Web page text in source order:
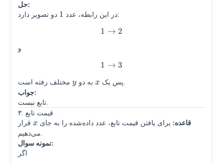
حل:
در این رابطه، عدد1
1 دو تصویر دارد:
1 \to 2
1 → 2
و
1 \to 3
1 → 3
پس یکx
x به دو
y
y
مختلف رفته است.
جواب:
تابع نیست.
۳. قیمت تابع
قاعده: برای یافتن قیمت تابع، عدد داده‌شده را به جای
x
x قرار
می‌دهیم.
نمونه سوال:
اگر